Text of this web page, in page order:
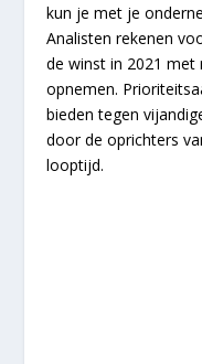
kun je met je
Analisten rekenen
de winst in 2021
opnemen.
bieden tegen
door de oprichters
looptijd.